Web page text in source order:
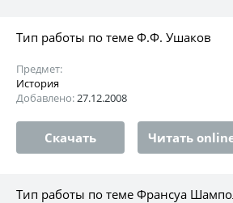
Тип работы по теме Ф.Ф. Ушаков
Предмет:
История
Добавлено:27.12.2008
Скачать Читать
Тип работы по теме Франсуа